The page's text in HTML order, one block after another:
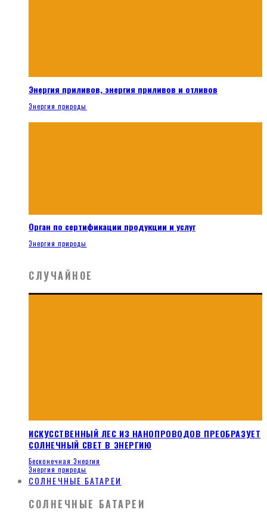
Энергия приливов, энергия приливов и отливов
Энергия природы
Орган по сертификации продукции и услуг
Энергия природы
СЛУЧАЙНОЕ
ИСКУССТВЕННЫЙ ЛЕС ИЗ НАНОПРОВОДОВ ПРЕОБРАЗУЕТ
СОЛНЕЧНЫЙ СВЕТ В ЭНЕРГИЮ
Бесконечная Энергия
Энергия природы
СОЛНЕЧНЫЕ БАТАРЕИ
СОЛНЕЧНЫЕ БАТАРЕИ